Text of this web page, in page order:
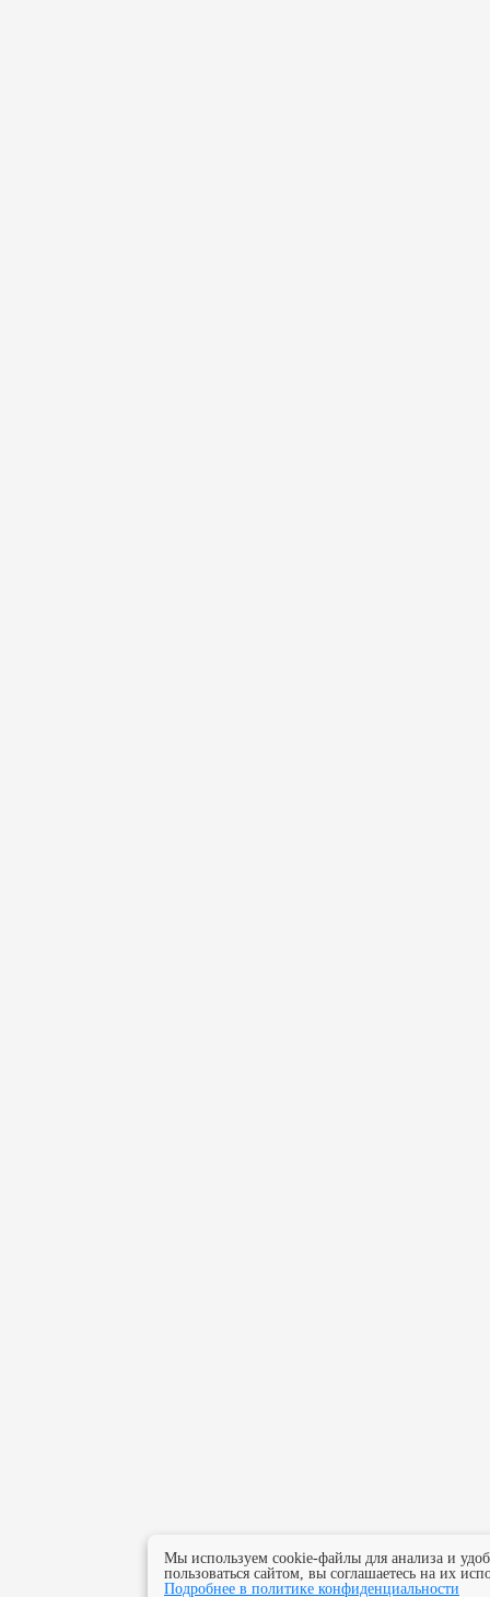
Мы используем cookie-файлы для анализа и
пользоваться сайтом, вы соглашаетесь на их
Подробнее в политике конфиденциальности